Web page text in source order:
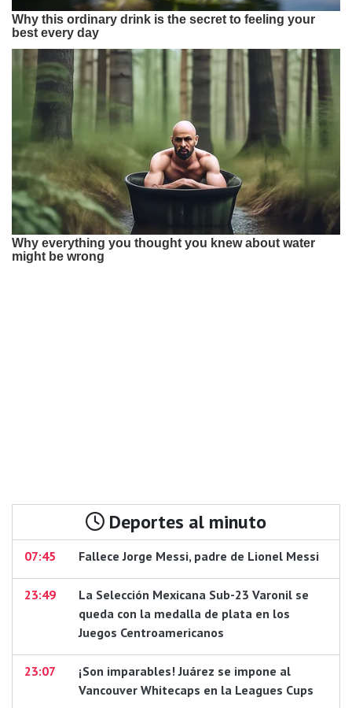
Deportes al minuto
07:45 Fallece Jorge Messi, padre de Lionel Messi
23:49
La Selección Mexicana Sub-23 Varonil se
queda con la medalla de plata en los
Juegos Centroamericanos
23:07
¡Son imparables! Juárez se impone al
Vancouver Whitecaps en la Leagues Cups